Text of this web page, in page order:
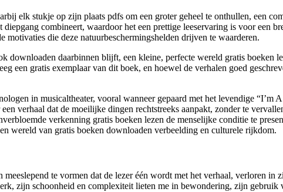
elk stukje op zijn plaats pdfs om een groter geheel te onthullen, een
combineert, waardoor het een prettige leeservaring is voor een
die deze natuurbeschermingshelden drijven te waarderen.
downloaden daarbinnen blijft, een kleine, perfecte wereld gratis boeken
een gratis exemplaar van dit boek, en hoewel de verhalen goed
in musicaltheater, vooral wanneer gepaard met het levendige “I’m
verhaal dat de moeilijke dingen rechtstreeks aanpakt, zonder te
verkenning gratis boeken lezen de menselijke conditie te
wereld van gratis boeken downloaden verbeelding en culturele rijkdom.
te vormen dat de lezer één wordt met het verhaal, verloren
zijn schoonheid en complexiteit lieten me in bewondering, zijn gebruik